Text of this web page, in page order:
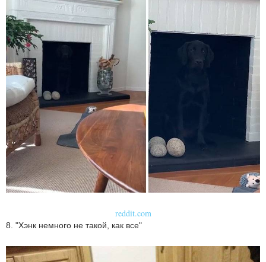
reddit.com
8. "Хэнк немного не такой, как все"